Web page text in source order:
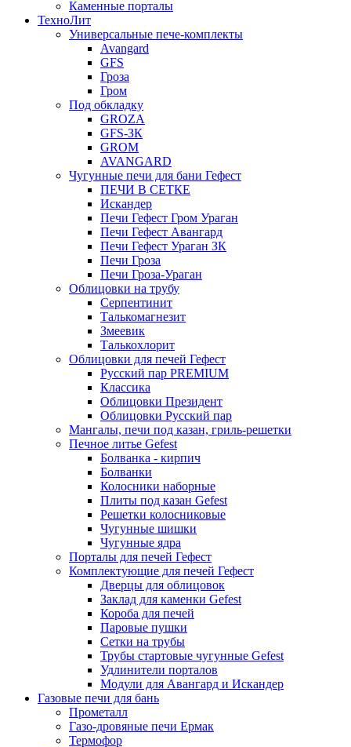
Каменные порталы
ТехноЛит
Универсальные пече-комплекты
Avangard
GFS
Гроза
Гром
Под обкладку
GROZA
GFS-ЗК
GROM
AVANGARD
Чугунные печи для бани Гефест
ПЕЧИ В СЕТКЕ
Искандер
Печи Гефест Гром Ураган
Печи Гефест Авангард
Печи Гефест Ураган ЗК
Печи Гроза
Печи Гроза-Ураган
Облицовки на трубу
Серпентинит
Талькомагнезит
Змеевик
Талькохлорит
Облицовки для печей Гефест
Русский пар PREMIUM
Классика
Облицовки Президент
Облицовки Русский пар
Мангалы, печи под казан, гриль-решетки
Печное литье Gefest
Болванка - кирпич
Болванки
Колосники наборные
Плиты под казан Gefest
Решетки колосниковые
Чугунные шишки
Чугунные ядра
Порталы для печей Гефест
Комплектующие для печей Гефест
Дверцы для облицовок
Заклад для каменки Gefest
Короба для печей
Паровые пушки
Сетки на трубы
Трубы стартовые чугунные Gefest
Удлинители порталов
Модули для Авангард и Искандер
Газовые печи для бань
Прометалл
Газо-дровяные печи Ермак
Термофор